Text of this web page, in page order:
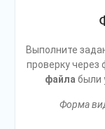
Выполните
проверку
файлабыли
Форма